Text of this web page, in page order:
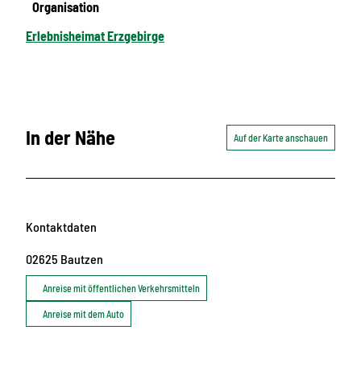
Organisation
Erlebnisheimat Erzgebirge
In der Nähe Auf der Karte anschauen
Kontaktdaten
02625 Bautzen
Anreise mit öffentlichen Verkehrsmitteln
Anreise mit dem Auto